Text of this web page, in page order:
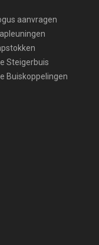
aanvragen
Steigerbuis
Buiskoppelingen